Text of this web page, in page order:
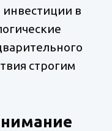
инвестиции в
строгим